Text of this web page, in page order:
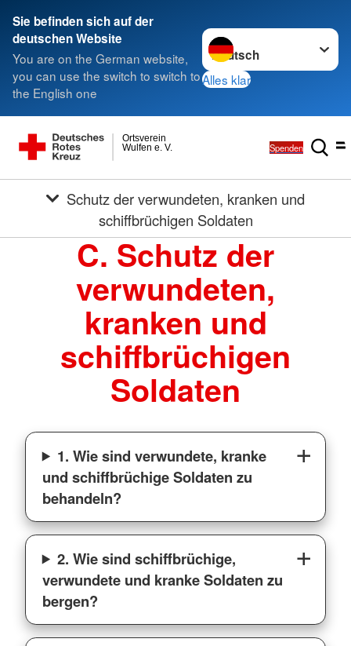
Sie befinden sich auf der
deutschen Website
You are on the German website,
you can use the switch to switch to
the English one
Sprache wechseln zu
Alles klar
Wulfen e. V.
Ortsverein
Spenden
schiffbrüchigen Soldaten
C. Schutz der
verwundeten,
kranken und
schiffbrüchigen
Soldaten
1. Wie sind verwundete, kranke
und schiffbrüchige Soldaten zu
behandeln?
2. Wie sind schiffbrüchige,
verwundete und kranke Soldaten zu
bergen?